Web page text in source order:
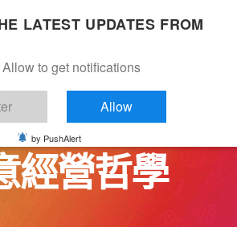
經營哲學
LATEST UPDATES FROM
to get notifications
Allow
by PushAlert